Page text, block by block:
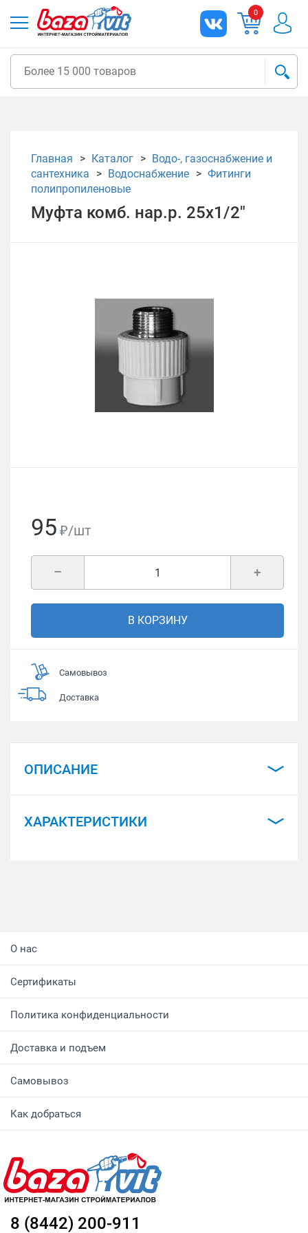
0
Главная Каталог
Водо-, газоснабжение и
сантехника
Водоснабжение
Фитинги
полипропиленовые
Муфта комб. нар.р. 25х1/2"
95 ₽/шт
+
–
В КОРЗИНУ
Самовывоз
Доставка
ОПИСАНИЕ
ХАРАКТЕРИСТИКИ
О нас
Сертификаты
Политика конфиденциальности
Доставка и подъем
Самовывоз
Как добраться
8 (8442) 200-911